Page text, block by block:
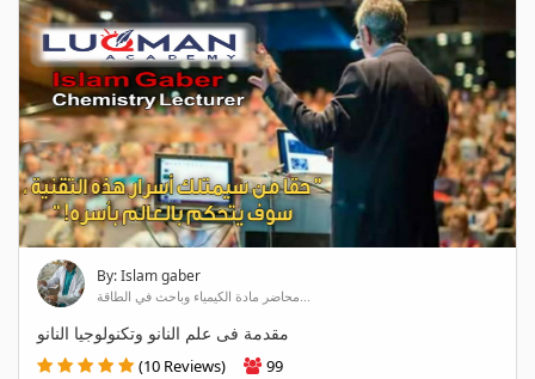
By: Islam gaber
محاضر مادة الكيمياء وباحث في الطاقة...
مقدمة فى علم النانو وتكنولوجيا النانو
(10 Reviews) 99